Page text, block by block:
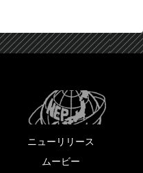
ニューリリース
ムービー